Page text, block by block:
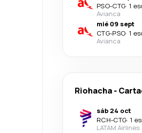
PSO-CTG· 1
Avianca
mié 09 sept
CTG-PSO· 1
Avianca
Riohacha-
sáb 24 oct
RCH-CTG· 1
LATAM Airlines